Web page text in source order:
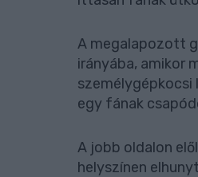
A megalapozott
irányába, amikor
személygépkocsi
egy fának
A jobb oldalon
helyszínen